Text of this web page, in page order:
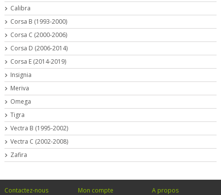
Calibra
Corsa B (1993-2000)
Corsa C (2000-2006)
Corsa D (2006-2014)
Corsa E (2014-2019)
Insignia
Meriva
Omega
Tigra
Vectra B (1995-2002)
Vectra C (2002-2008)
Zafira
Contactez-nous Mon compte A propos